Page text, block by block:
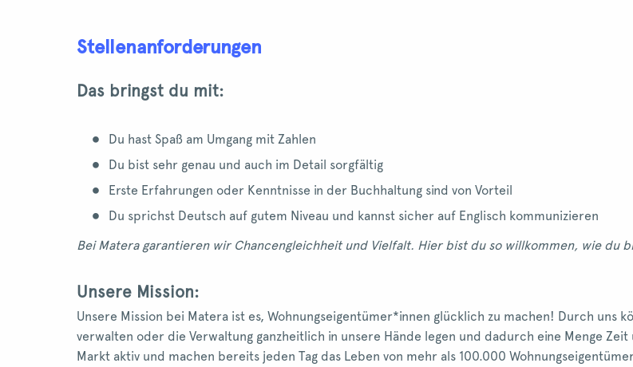
Stellenanforderungen
Das bringst du mit:
Du hast Spaß am Umgang mit Zahlen
Du bist sehr genau und auch im Detail sorgfältig
Erste Erfahrungen oder Kenntnisse in der Buchhaltung sind von Vorteil
Du sprichst Deutsch auf gutem Niveau und kannst sicher auf Englisch kommunizieren
Bei Matera garantieren wir Chancengleichheit und Vielfalt. Hier bist du so willkommen, wie du
Unsere Mission:
Unsere Mission bei Matera ist es, Wohnungseigentümer*innen glücklich zu machen! Durch uns
verwalten oder die Verwaltung ganzheitlich in unsere Hände legen und dadurch eine Menge
Markt aktiv und machen bereits jeden Tag das Leben von mehr als 100.000